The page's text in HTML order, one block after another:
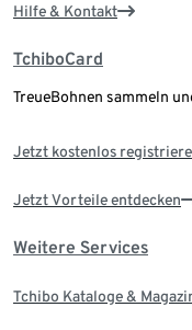
Hilfe & Kontakt
TchiboCard
TreueBohnen sammeln
Jetzt kostenlos
Jetzt Vorteile entdecken
Weitere Services
Tchibo Kataloge &